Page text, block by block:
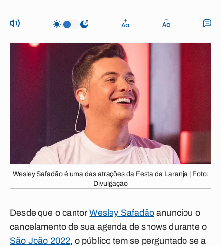
Wesley Safadão é uma das atrações da Festa da Laranja | Foto:
Divulgação
Desde que o cantorWesley Safadãoanunciou o
cancelamento de sua agenda de shows durante o
São João 2022, o público tem se perguntado se a